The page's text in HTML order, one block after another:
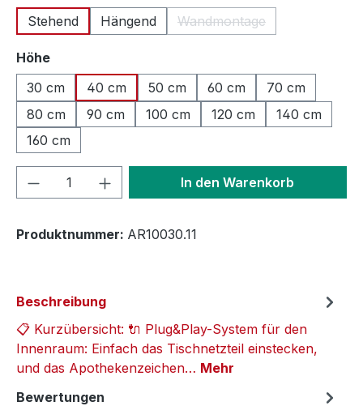
Stehend
Hängend Wandmontage
(Diese Option ist zurzeit
Höheauswählen
30 cm
40 cm 50 cm 60 cm
70 cm
80 cm
90 cm 100 cm 120 cm
140 cm
160 cm
Produkt Anzahl: Gib denIn den Warenkorb
Produktnummer: AR10030.11
Beschreibung
📋 Kurzübersicht: 🔌 Plug&Play-System für den
Innenraum: Einfach das Tischnetzteil einstecken,
und das Apothekenzeichen… Mehr
Bewertungen